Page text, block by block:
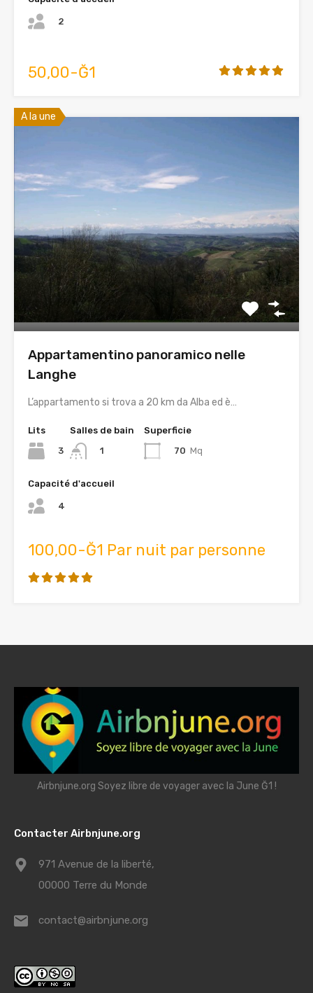
2
50,00-Ğ1
A la une
Appartamentino panoramico nelle
Langhe
L’appartamento si trova a 20 km da Alba ed è…
Lits
3
Salles de bain
1
Superficie
70 Mq
Capacité d'accueil
4
100,00-Ğ1 Par nuit par personne
Airbnjune.org Soyez libre de voyager avec la June Ğ1 !
Contacter Airbnjune.org
971 Avenue de la liberté,
00000 Terre du Monde
contact@airbnjune.org